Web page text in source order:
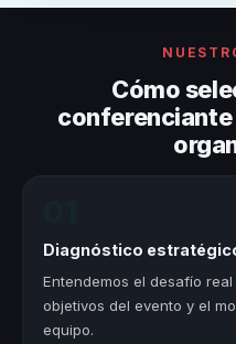
Cómo
Diagnóstico
Entendemos el desafío
objetivos del evento y el
equipo.